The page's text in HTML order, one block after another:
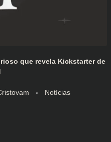
que revela Kickstarter de
Notícias